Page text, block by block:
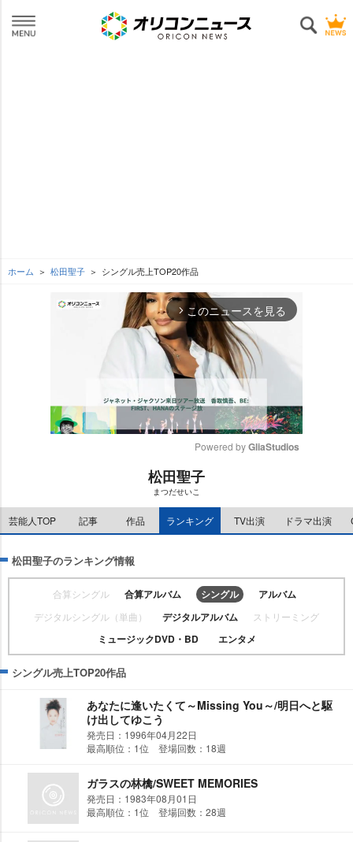
ホーム 松田聖子 シングル売上TOP20作品
arrow_forward_ios このニュースを見る
t
e
Powered by GliaStudios
松田聖子
まつだせいこ
芸能人TOP 記事 作品 ランキング TV出演 ドラマ出演
松田聖子のランキング情報
合算シングル 合算アルバム シングル アルバム
デジタルシングル（単曲） デジタルアルバム ストリーミング
ミュージックDVD・BD エンタメ
シングル売上TOP20作品
あなたに逢いたくて～Missing You～/明日へと駆
け出してゆこう
発売日：1996年04月22日
最高順位：1位 登場回数：18週
ガラスの林檎/SWEET MEMORIES
発売日：1983年08月01日
最高順位：1位 登場回数：28週